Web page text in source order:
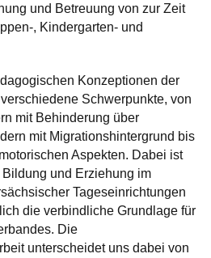
und Betreuung von zur Zeit
, Kindergarten- und
Konzeptionen der
Schwerpunkte, von
mit Behinderung über
mit Migrationshintergrund bis
Aspekten. Dabei ist
und Erziehung im
Tageseinrichtungen
die verbindliche Grundlage für
Die
unterscheidet uns dabei von